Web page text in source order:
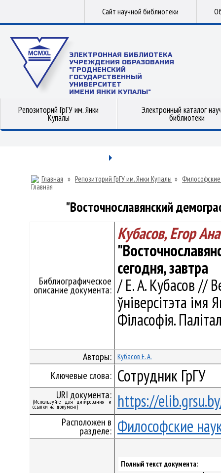
Сайт научной библиотеки
ЭЛЕКТРОННАЯ БИБЛИОТЕКА
УЧРЕЖДЕНИЯ ОБРАЗОВАНИЯ
"ГРОДНЕНСКИЙ
ГОСУДАРСТВЕННЫЙ
УНИВЕРСИТЕТ
ИМЕНИ ЯНКИ КУПАЛЫ"
Репозиторий ГрГУ им. Янки
Купалы
Электронный каталог
библиотеки
Главная » Репозиторий ГрГУ им. Янки Купалы »
"Восточнославянский
Библиографическое
описание документа:
Кубасов, Егор
сегодня, завтра
/ Е. А. Кубасов //
ўніверсітэта імя
Філасофія.
Авторы: Кубасов Е. А.
Ключевые слова: Сотрудник ГрГУ
URI документа:
(Используйте для цитирования и
ссылки на документ) https://
Расположен в
разделе: Философские
Полный текст документа: